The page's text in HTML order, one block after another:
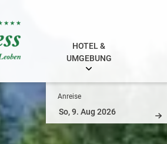
HOTEL &
UMGEBUNG
Anreise